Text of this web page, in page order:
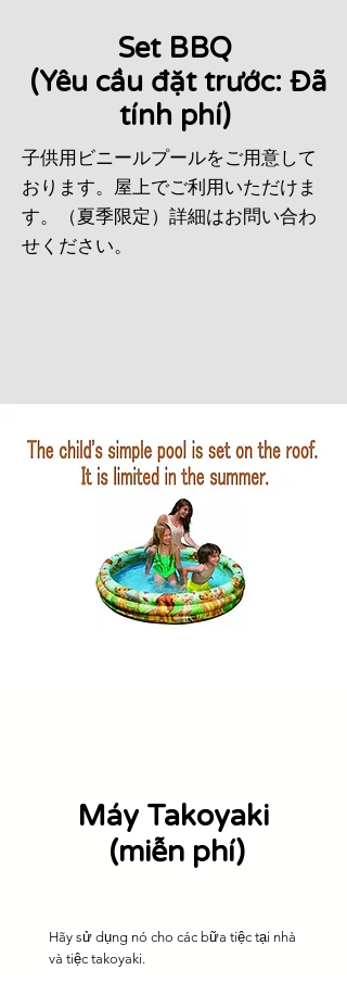
Set BBQ
​ (Yêu cầu đặt trước: Đã
tính phí)
​子供用ビニールプールをご用意して
おります。屋上でご利用いただけま
す。（夏季限定）詳細はお問い合わ
せください。
Máy Takoyaki
​ (miễn phí)
​Hãy sử dụng nó cho các bữa tiệc tại nhà
và tiệc takoyaki.